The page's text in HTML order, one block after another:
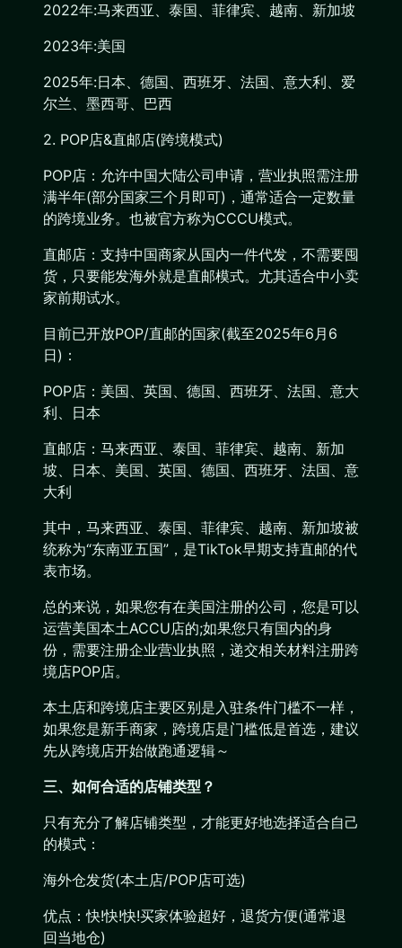
2022年:马来西亚、泰国、菲律宾、越南、新加坡
2023年:美国
2025年:日本、德国、西班牙、法国、意大利、爱
尔兰、墨西哥、巴西
2. POP店&直邮店(跨境模式)
POP店：允许中国大陆公司申请，营业执照需注册
满半年(部分国家三个月即可)，通常适合一定数量
的跨境业务。也被官方称为CCCU模式。
直邮店：支持中国商家从国内一件代发，不需要囤
货，只要能发海外就是直邮模式。尤其适合中小卖
家前期试水。
目前已开放POP/直邮的国家(截至2025年6月6
日)：
POP店：美国、英国、德国、西班牙、法国、意大
利、日本
直邮店：马来西亚、泰国、菲律宾、越南、新加
坡、日本、美国、英国、德国、西班牙、法国、意
大利
其中，马来西亚、泰国、菲律宾、越南、新加坡被
统称为“东南亚五国”，是TikTok早期支持直邮的代
表市场。
总的来说，如果您有在美国注册的公司，您是可以
运营美国本土ACCU店的;如果您只有国内的身
份，需要注册企业营业执照，递交相关材料注册跨
境店POP店。
本土店和跨境店主要区别是入驻条件门槛不一样，
如果您是新手商家，跨境店是门槛低是首选，建议
先从跨境店开始做跑通逻辑～
三、如何合适的店铺类型？
只有充分了解店铺类型，才能更好地选择适合自己
的模式：
海外仓发货(本土店/POP店可选)
优点：快!快!快!买家体验超好，退货方便(通常退
回当地仓)